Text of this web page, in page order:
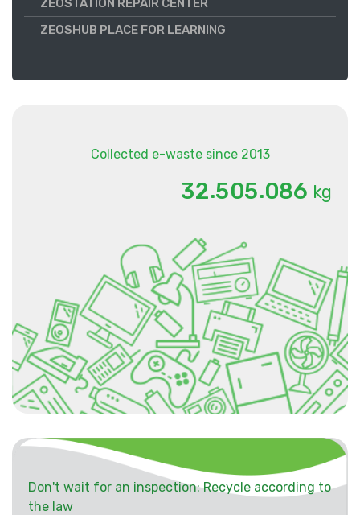
ZEOSTATION REPAIR CENTER
ZEOSHUB PLACE FOR LEARNING
Collected e-waste since 2013
32.505.086 kg
Don't wait for an inspection: Recycle according to
the law